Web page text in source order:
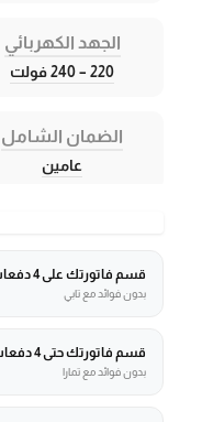
الجهد الكهربائي
220 – 240 فولت
الضمان الشامل
عامين
قسم فاتورتك على 4 دفعات
بدون فوائد مع تابي
قسم فاتورتك حتى 4 دفعات
بدون فوائد مع تمارا